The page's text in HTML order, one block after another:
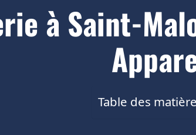
à Saint-
Table des